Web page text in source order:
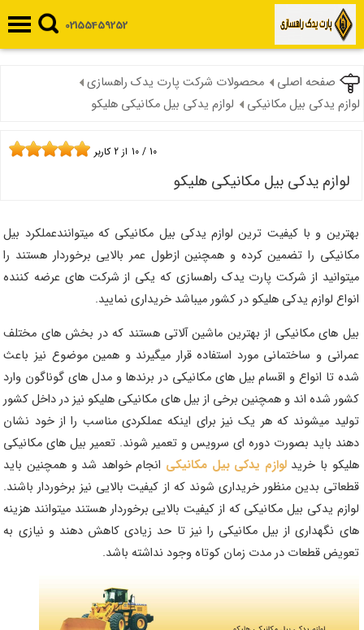
02155459252
صفحه اصلی
محصولات شرکت پارت یدک راهسازی
لوازم یدکی بیل مکانیکی
لوازم یدکی بیل مکانیکی هلیکو
لوازم یدکی بیل مکانیکی هلیکو
10 / 10 از 2 کاربر
بهترین و با کیفیت ترین لوازم یدکی بیل مکانیکی که میتوانندعملکرد بیل
مکانیکی را تضمین کرده و همچنین ازطول عمر بالایی برخوردار هستند را
میتوانید از شرکت پارت یدک راهسازی که یکی از شرکت های عرضه کننده
انواع لوازم یدکی هلیکو در کشور میباشد خریداری نمایید.
بیل های مکانیکی از بهترین ماشین آلاتی هستند که در بخش های مختلف
عمرانی و ساختمانی مورد استفاده قرار میگیرند و همین موضوع نیز باعث
شده تا انواع و اقسام بیل های مکانیکی در برندها و مدل های گوناگون وارد
کشور شده اند و همچنین برخی از بیل های مکانیکی هلیکو نیز در داخل کشور
تولید میشوند که هر یک نیز برای اینکه عملکردی مناسب را از خود نشان
دهند باید بصورت دوره ای سرویس و تعمیر شوند. تعمیر بیل های مکانیکی
هلیکو با خریدلوازم یدکی بیل مکانیکی انجام خواهد شد و همچنین باید
قطعاتی بدین منظور خریداری شوند که از کیفیت بالایی نیز برخوردار باشند.
لوازم یدکی بیل مکانیکی که از کیفیت بالایی برخوردار هستند میتوانند هزینه
های نگهداری از بیل مکانیکی را نیز تا حد زیادی کاهش دهند و نیازی به
تعویض قطعات در مدت زمان کوتاه وجود نداشته باشد.